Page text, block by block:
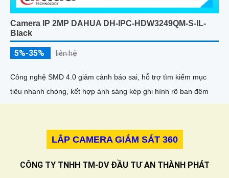
Camera IP 2MP DAHUA DH-IPC-HDW3249QM-S-IL-
Black
5%-35% liên hệ
Công nghệ SMD 4.0 giảm cảnh báo sai, hỗ trợ tìm kiếm mục
tiêu nhanh chóng, kết hợp ánh sáng kép ghi hình rõ ban đêm
LẮP CAMERA GIÁM SÁT 360
CÔNG TY TNHH TM-DV ĐẦU TƯ AN THÀNH PHÁT